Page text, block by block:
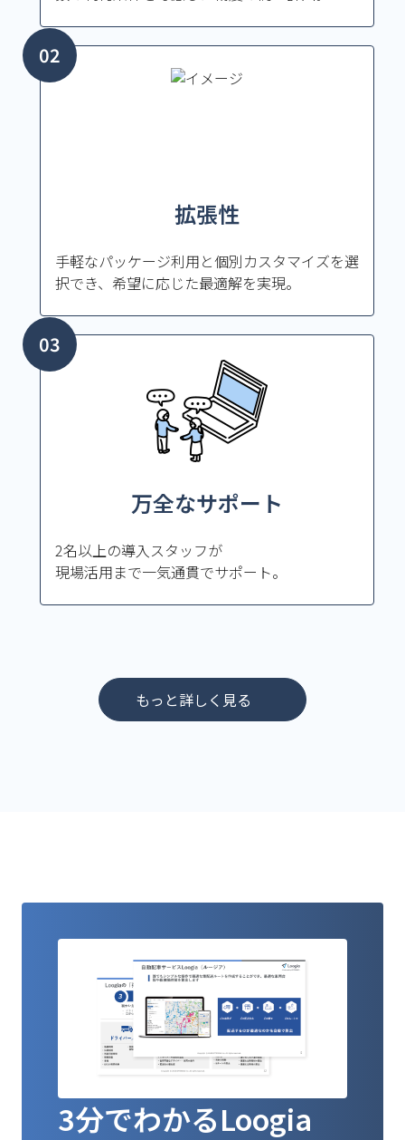
拡張性
手軽なパッケージ利用と個別カスタマイズを選
択でき、希望に応じた最適解を実現。
万全なサポート
2名以上の導入スタッフが
現場活用まで一気通貫でサポート。
もっと詳しく見る
3分でわかるLoogia